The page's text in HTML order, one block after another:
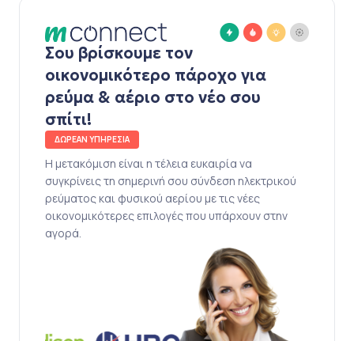
Σου βρίσκουμε τον
οικονομικότερο πάροχο για
ρεύμα & αέριο στο νέο σου
σπίτι!
ΔΩΡΕΑΝ ΥΠΗΡΕΣΙΑ
Η μετακόμιση είναι η τέλεια ευκαιρία να
συγκρίνεις τη σημερινή σου σύνδεση ηλεκτρικού
ρεύματος και φυσικού αερίου με τις νέες
οικονομικότερες επιλογές που υπάρχουν στην
αγορά.